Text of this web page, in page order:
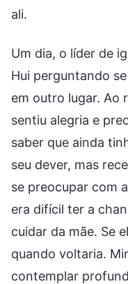
ali.
Um dia, o líder de
Hui perguntando
em outro lugar. Ao
sentiu alegria e
saber que ainda
seu dever, mas
se preocupar com
era difícil ter a
cuidar da mãe. Se
quando voltaria.
contemplar